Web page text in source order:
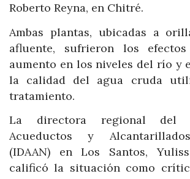
Roberto Reyna, en Chitré.
Ambas plantas, ubicadas a
afluente, sufrieron los
aumento en los niveles del río y
la calidad del agua cruda
tratamiento.
La directora regional del
Acueductos y
(IDAAN) en Los Santos,
calificó la situación como